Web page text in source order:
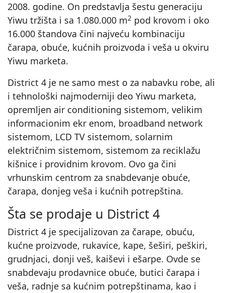
2008. godine. On predstavlja šestu generaciju
Yiwu tržišta i sa 1.080.000 m2 pod krovom i oko
16.000 štandova čini najveću kombinaciju
čarapa, obuće, kućnih proizvoda i veša u okviru
Yiwu marketa.
District 4 je ne samo mest o za nabavku robe, ali
i tehnološki najmoderniji deo Yiwu marketa,
opremljen air conditioning sistemom, velikim
informacionim ekr enom, broadband network
sistemom, LCD TV sistemom, solarnim
električnim sistemom, sistemom za reciklažu
kišnice i providnim krovom. Ovo ga čini
vrhunskim centrom za snabdevanje obuće,
čarapa, donjeg veša i kućnih potrepština.
Šta se prodaje u District 4
District 4 je specijalizovan za čarape, obuću,
kućne proizvode, rukavice, kape, šeširi, peškiri,
grudnjaci, donji veš, kaiševi i ešarpe. Ovde se
snabdevaju prodavnice obuće, butici čarapa i
veša, radnje sa kućnim potrepštinama, kao i